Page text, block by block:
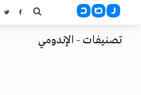
تصنيفات - الإندومي